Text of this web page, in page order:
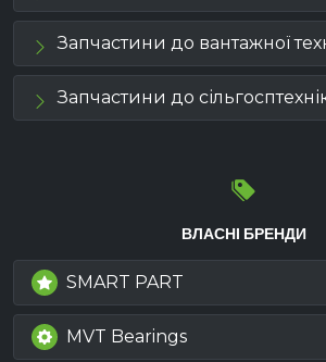
Запчастини до вантажної
Запчастини до
ВЛАСНІ БРЕНДИ
SMART PART
MVT Bearings